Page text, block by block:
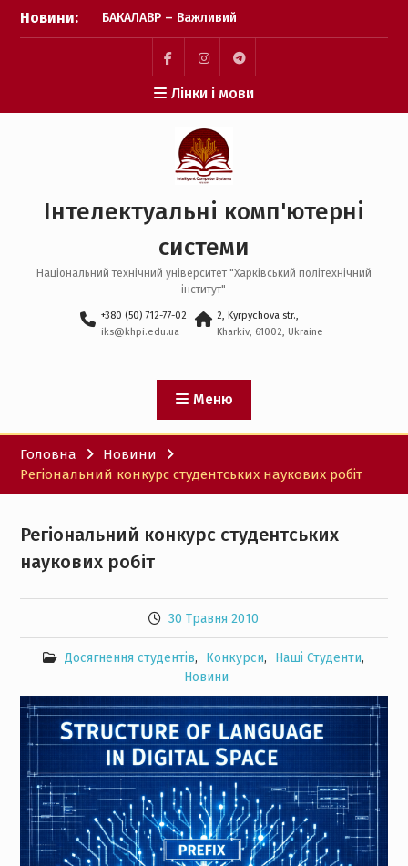
Перейти
Новини:
БАКАЛАВР – Важливий
крок зроблено! Бажаємо
успіху кожному вступнику
Фінішна пряма подачі
заявок: перевіряємо, чи
Пауза на каву: що
відбувається після
заявок?
Пункт
меню
Пункт
меню
Пункт
меню
Лінки і мови
Інтелектуальні комп'ютерні
системи
Національний технічний університет "Харківський політехнічний
інститут"
+380 (50) 712-77-02
iks@khpi.edu.ua
2, Kyrpychova str.,
Kharkiv, 61002, Ukraine
Меню
Головна
Новини
Регіональний конкурс студентських наукових робіт
Регіональний конкурс студентських
наукових робіт
30 Травня 2010
Досягнення студентів, Конкурси, Наші Студенти,
Новини